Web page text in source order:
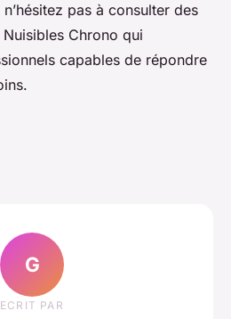
pas à consulter des
Chrono qui
capables de répondre
G
ECRIT PAR